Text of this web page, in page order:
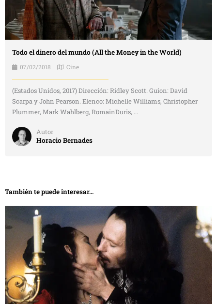
Todo el dinero del mundo (All the Money in the World)
07/02/2018 Cine
(Estados Unidos, 2017) Dirección: Ridley Scott. Guion: David
Scarpa y John Pearson. Elenco: Michelle Williams, Christopher
Plummer, Mark Wahlberg, RomainDuris, ...
Autor
Horacio Bernades
También te puede interesar...